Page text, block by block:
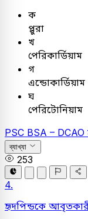
ক
প্লুরা
খ
পেরিকার্ডিয়াম
গ
এন্ডোকার্ডিয়াম
ঘ
পেরিটোনিয়াম
PSC BSA – DCAO
ব্যাখ্যা
253
4.
হৃদপিন্ডকে